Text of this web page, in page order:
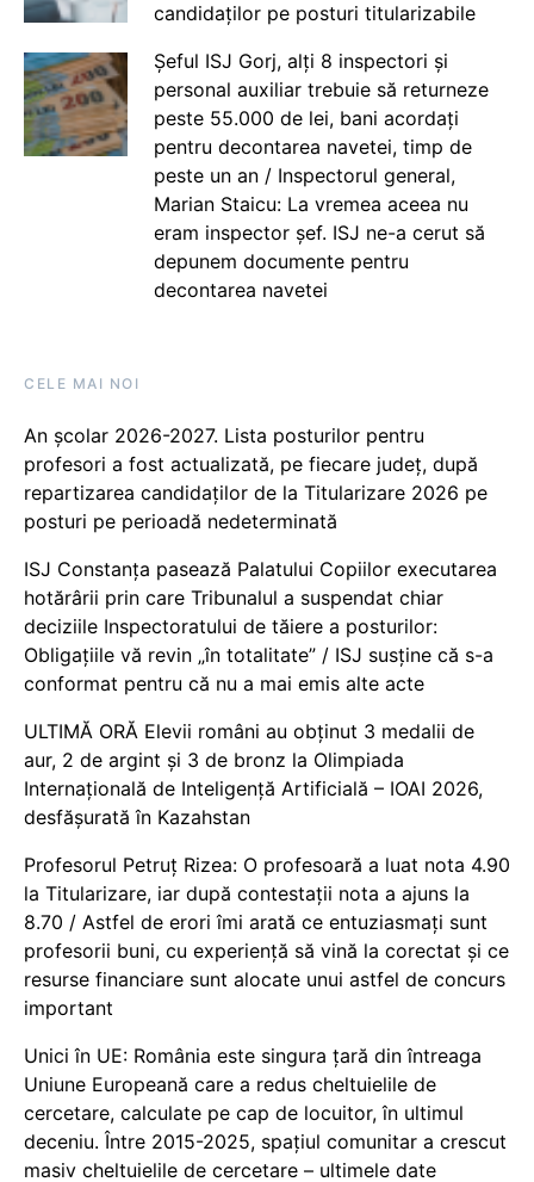
candidaților pe posturi titularizabile
Șeful ISJ Gorj, alți 8 inspectori și
personal auxiliar trebuie să returneze
peste 55.000 de lei, bani acordați
pentru decontarea navetei, timp de
peste un an / Inspectorul general,
Marian Staicu: La vremea aceea nu
eram inspector șef. ISJ ne-a cerut să
depunem documente pentru
decontarea navetei
CELE MAI NOI
An școlar 2026-2027. Lista posturilor pentru
profesori a fost actualizată, pe fiecare județ, după
repartizarea candidaților de la Titularizare 2026 pe
posturi pe perioadă nedeterminată
ISJ Constanța pasează Palatului Copiilor executarea
hotărârii prin care Tribunalul a suspendat chiar
deciziile Inspectoratului de tăiere a posturilor:
Obligațiile vă revin „în totalitate” / ISJ susține că s-a
conformat pentru că nu a mai emis alte acte
ULTIMĂ ORĂ Elevii români au obținut 3 medalii de
aur, 2 de argint și 3 de bronz la Olimpiada
Internațională de Inteligență Artificială – IOAI 2026,
desfășurată în Kazahstan
Profesorul Petruț Rizea: O profesoară a luat nota 4.90
la Titularizare, iar după contestații nota a ajuns la
8.70 / Astfel de erori îmi arată ce entuziasmați sunt
profesorii buni, cu experiență să vină la corectat și ce
resurse financiare sunt alocate unui astfel de concurs
important
Unici în UE: România este singura țară din întreaga
Uniune Europeană care a redus cheltuielile de
cercetare, calculate pe cap de locuitor, în ultimul
deceniu. Între 2015-2025, spațiul comunitar a crescut
masiv cheltuielile de cercetare – ultimele date